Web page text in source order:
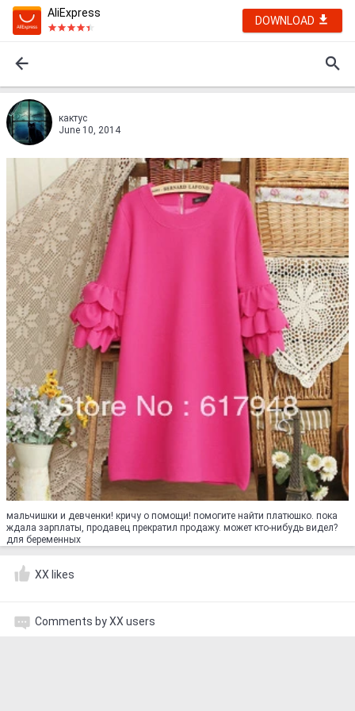
AliExpress
DOWNLOAD
кактус
June 10, 2014
мальчишки и девченки! кричу о помощи! помогите найти платюшко. пока
ждала зарплаты, продавец прекратил продажу. может кто-нибудь видел?
для беременных
XX likes
Comments by XX users